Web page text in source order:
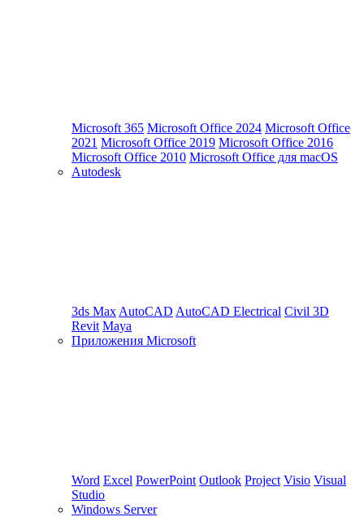
Microsoft 365 Microsoft Office 2024 Microsoft Office
2021 Microsoft Office 2019 Microsoft Office 2016
Microsoft Office 2010 Microsoft Office для macOS
Autodesk
3ds Max AutoCAD AutoCAD Electrical Civil 3D
Revit Maya
Приложения Microsoft
Word Excel PowerPoint Outlook Project Visio Visual
Studio
Windows Server